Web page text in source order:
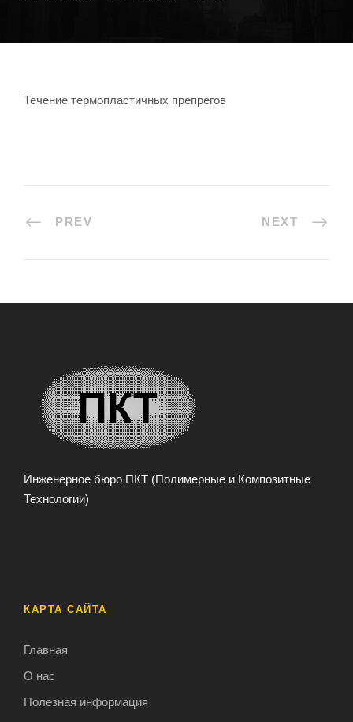
Течение термопластичных препрегов
PREV NEXT
Инженерное бюро ПКТ (Полимерные и Композитные
Технологии)
КАРТА САЙТА
Главная
О нас
Полезная информация